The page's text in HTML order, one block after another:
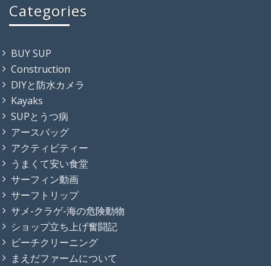
Categories
BUY SUP
Construction
DIYと防水カメラ
Kayaks
SUPとうつ病
アースバッグ
アクティビティー
うまくて安い食堂
サーフィン動画
サーフトリップ
サメ-クラゲ-海の危険動物
ショップ立ち上げ奮闘記
ビーチクリーニング
まえだファームについて